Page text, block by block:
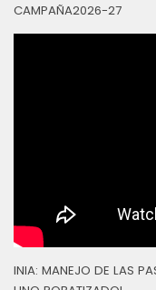
CAMPAÑA2026-27
INIA: MANEJO DE LAS